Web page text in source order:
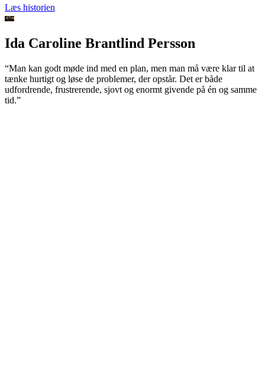
Læs historien
Ida Caroline Brantlind Persson
“Man kan godt møde ind med en plan, men man må være klar til at
tænke hurtigt og løse de problemer, der opstår. Det er både
udfordrende, frustrerende, sjovt og enormt givende på én og samme
tid.”